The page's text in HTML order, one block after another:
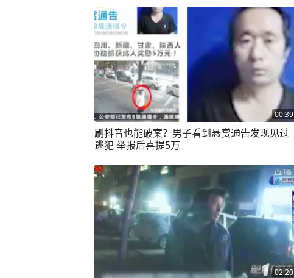
00:39
刷抖音也能破案？男子看到悬赏通告发现见过
逃犯 举报后喜提5万
02:20